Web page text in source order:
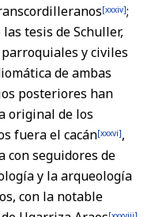
[xxxiv];
tesis de Schuller,
y civiles
de ambas
posteriores han
original de los
fuera el cacán[xxxvi],
con seguidores de
y la arqueología
con la notable